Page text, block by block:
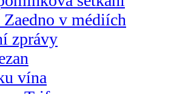
Zaedno v médiích
zprávy
vína